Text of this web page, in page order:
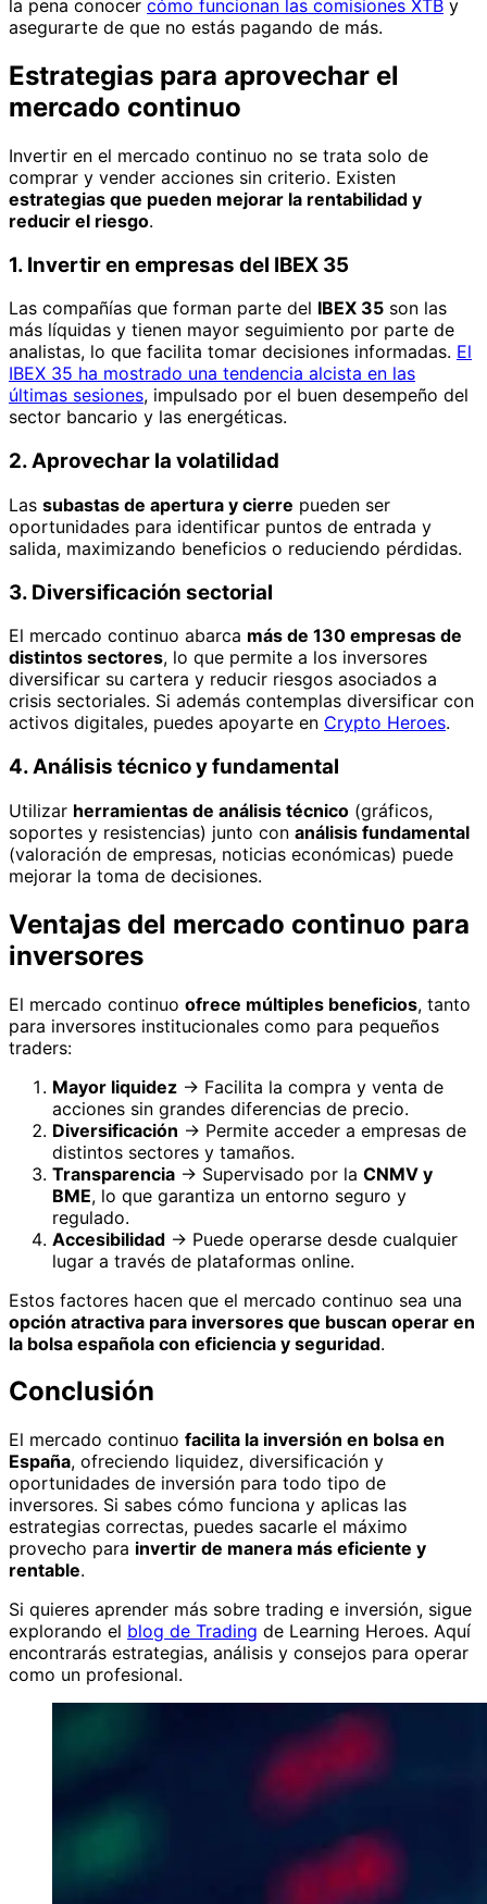
la pena conocer cómo funcionan las comisiones XTB y
asegurarte de que no estás pagando de más.
Estrategias para aprovechar el
mercado continuo
Invertir en el mercado continuo no se trata solo de
comprar y vender acciones sin criterio. Existen
estrategias que pueden mejorar la rentabilidad y
reducir el riesgo.
1. Invertir en empresas del IBEX 35
Las compañías que forman parte del IBEX 35 son las
más líquidas y tienen mayor seguimiento por parte de
analistas, lo que facilita tomar decisiones informadas. El
IBEX 35 ha mostrado una tendencia alcista en las
últimas sesiones, impulsado por el buen desempeño del
sector bancario y las energéticas.
2. Aprovechar la volatilidad
Las subastas de apertura y cierre pueden ser
oportunidades para identificar puntos de entrada y
salida, maximizando beneficios o reduciendo pérdidas.
3. Diversificación sectorial
El mercado continuo abarca más de 130 empresas de
distintos sectores, lo que permite a los inversores
diversificar su cartera y reducir riesgos asociados a
crisis sectoriales. Si además contemplas diversificar con
activos digitales, puedes apoyarte en Crypto Heroes.
4. Análisis técnico y fundamental
Utilizar herramientas de análisis técnico (gráficos,
soportes y resistencias) junto con análisis fundamental
(valoración de empresas, noticias económicas) puede
mejorar la toma de decisiones.
Ventajas del mercado continuo para
inversores
El mercado continuo ofrece múltiples beneficios, tanto
para inversores institucionales como para pequeños
traders:
Mayor liquidez → Facilita la compra y venta de
acciones sin grandes diferencias de precio.
Diversificación → Permite acceder a empresas de
distintos sectores y tamaños.
Transparencia → Supervisado por la CNMV y
BME, lo que garantiza un entorno seguro y
regulado.
Accesibilidad → Puede operarse desde cualquier
lugar a través de plataformas online.
Estos factores hacen que el mercado continuo sea una
opción atractiva para inversores que buscan operar en
la bolsa española con eficiencia y seguridad.
Conclusión
El mercado continuo facilita la inversión en bolsa en
España, ofreciendo liquidez, diversificación y
oportunidades de inversión para todo tipo de
inversores. Si sabes cómo funciona y aplicas las
estrategias correctas, puedes sacarle el máximo
provecho para invertir de manera más eficiente y
rentable.
Si quieres aprender más sobre trading e inversión, sigue
explorando el blog de Trading de Learning Heroes. Aquí
encontrarás estrategias, análisis y consejos para operar
como un profesional.